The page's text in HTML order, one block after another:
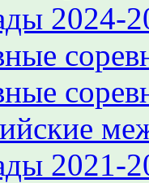
2024-
2021-